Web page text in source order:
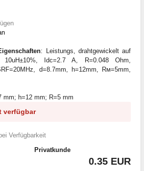
: Leistungs, drahtgewickelt auf
10uH±10%, Idc=2.7 A, R=0.048 Ohm,
d=8.7mm, h=12mm, Rм=5mm,
mm; h=12 mm; R=5 mm
verfügbar
Verfügbarkeit
Privatkunde
0.35 EUR